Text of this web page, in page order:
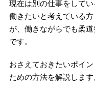
現在は別の仕事をして
働きたいと考えている
が、働きながらでも柔
です。
おさえておきたいポイ
ための方法を解説します